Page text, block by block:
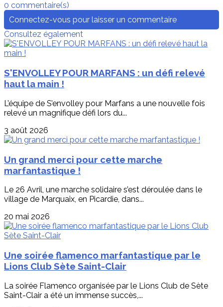
0 commentaire(s)
Connectez-vous pour laisser un commentaire
Consultez également
S'ENVOLLEY POUR MARFANS : un défi relevé
haut la main !
L’équipe de S’envolley pour Marfans a une nouvelle fois
relevé un magnifique défi lors du...
3 août 2026
Un grand merci pour cette marche
marfantastique !
Le 26 Avril, une marche solidaire s’est déroulée dans le
village de Marquaix, en Picardie, dans...
20 mai 2026
Une soirée flamenco marfantastique par le
Lions Club Sète Saint-Clair
La soirée Flamenco organisée par le Lions Club de Sète
Saint-Clair a été un immense succès,...